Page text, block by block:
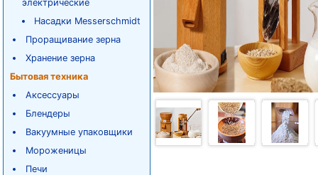
электрические
Насадки Messerschmidt
Проращивание зерна
Хранение зерна
Бытовая техника
Аксессуары
Блендеры
Вакуумные упаковщики
Мороженицы
Печи